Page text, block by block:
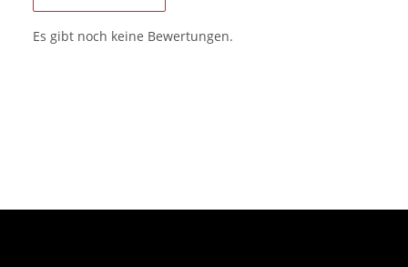
Es gibt noch keine Bewertungen.